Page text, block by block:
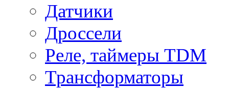
Датчики
Дроссели
Реле, таймеры TDM
Трансформаторы